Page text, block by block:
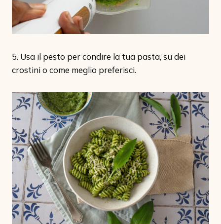
5. Usa il pesto per condire la tua pasta, su dei
crostini o come meglio preferisci.